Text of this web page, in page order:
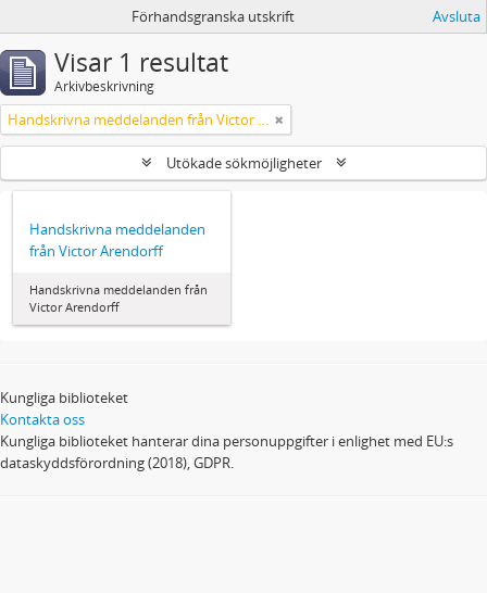
Förhandsgranska utskrift Avsluta
Visar 1 resultat
Arkivbeskrivning
Handskrivna meddelanden från Victor Arendorff
Utökade sökmöjligheter
Handskrivna meddelanden
från Victor Arendorff
Handskrivna meddelanden från
Victor Arendorff
Kungliga biblioteket
Kontakta oss
Kungliga biblioteket hanterar dina personuppgifter i enlighet med EU:s
dataskyddsförordning (2018), GDPR.